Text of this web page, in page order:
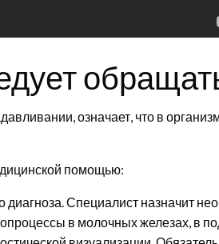
означает, что в
помощью:
диагноза. Специалист назначит
в молочных железах, в